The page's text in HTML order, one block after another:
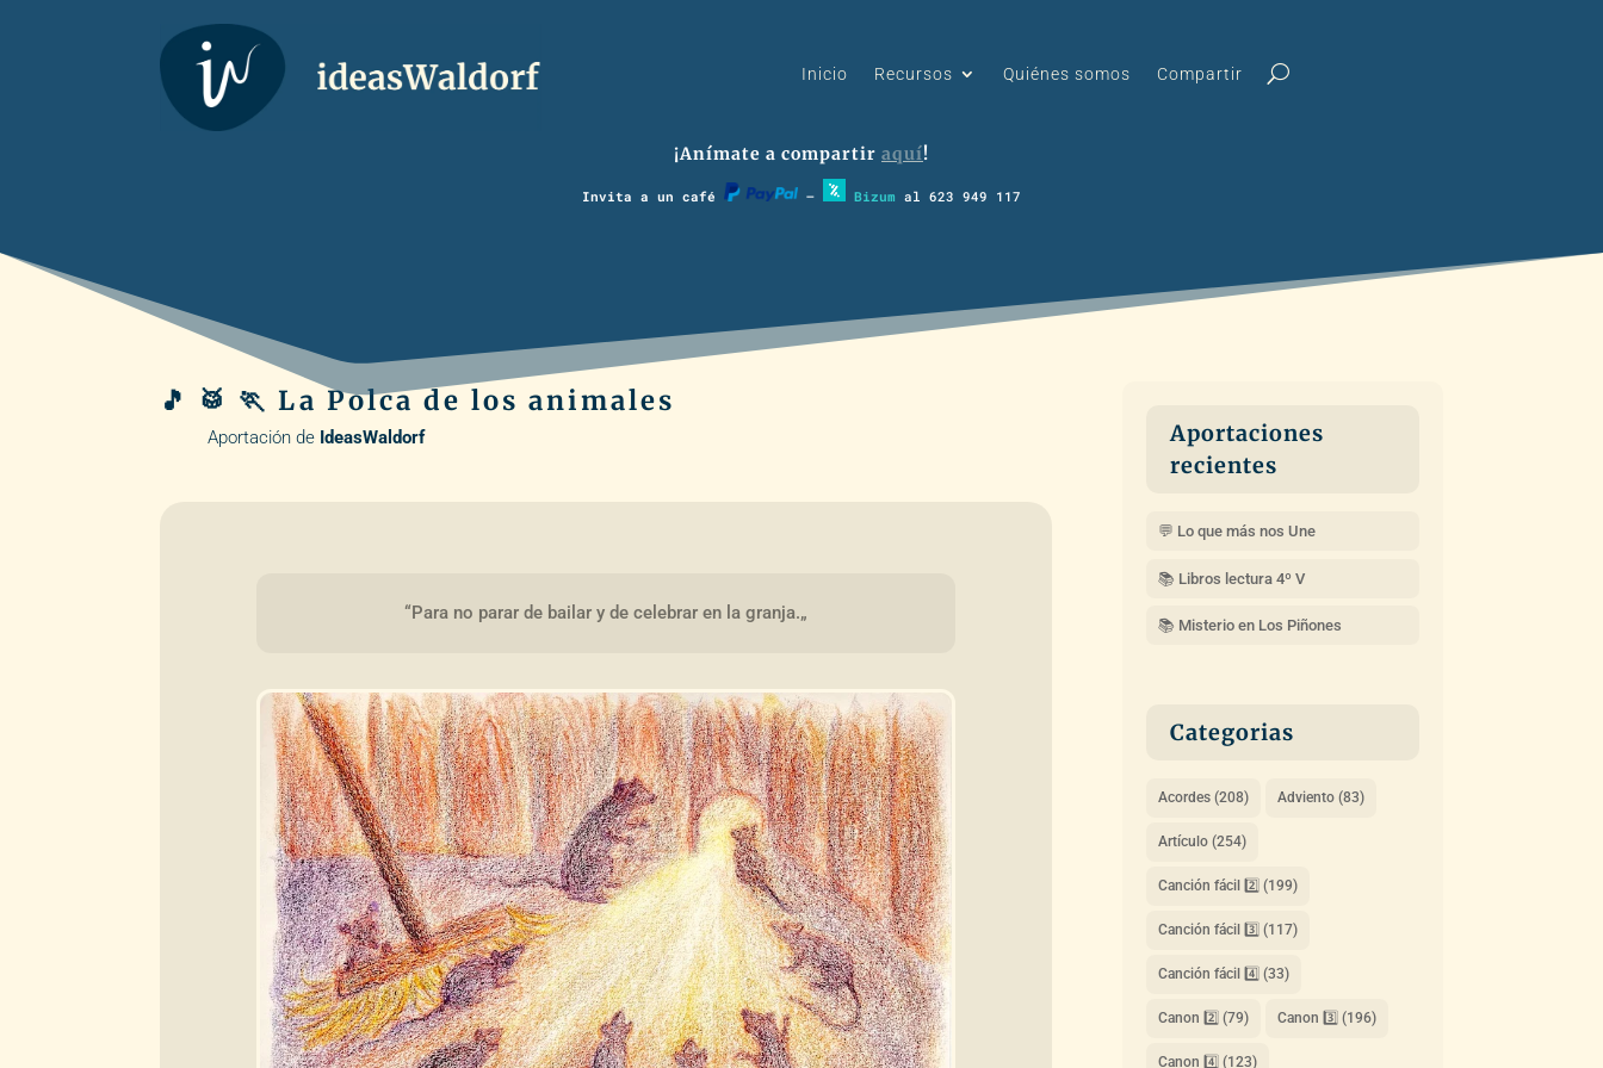
Inicio Recursos Quiénes somos Compartir
¡Anímate a compartir aquí!
Invita a un café – Bizum al 623 949 117
🎵 🥁 🏃 La Polca de los animales
Aportación de IdeasWaldorf
“Para no parar de bailar y de celebrar en la granja.„
Aportaciones
recientes
💬 Lo que más nos Une
📚 Libros lectura 4º V
📚 Misterio en Los Piñones
Categorias
Acordes(208) Adviento(83)
Artículo(254)
Canción fácil 2️⃣ (199)
Canción fácil 3️⃣ (117)
Canción fácil 4️⃣ (33)
Canon 2️⃣ (79) Canon 3️⃣ (196)
Canon 4️⃣ (123)